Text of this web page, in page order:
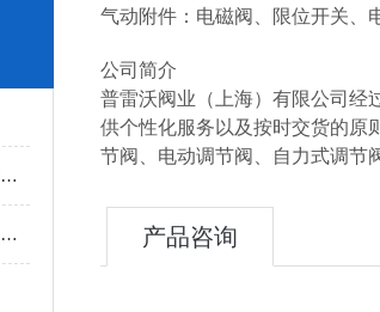
卫生级气动隔膜阀在设计上拥有哪些杰出表现？
卫生级气动隔膜阀在阀门构造上具有六大特点
气动附件：电磁阀、限位开关、
公司简介
普雷沃阀业（上海）有限公司经
供个性化服务以及按时交货的原
节阀、电动调节阀、自力式调节
产品咨询